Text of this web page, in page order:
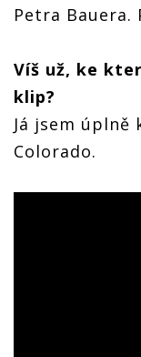
Petra Bauera.
Víš už, ke
klip?
Já jsem
Colorado.